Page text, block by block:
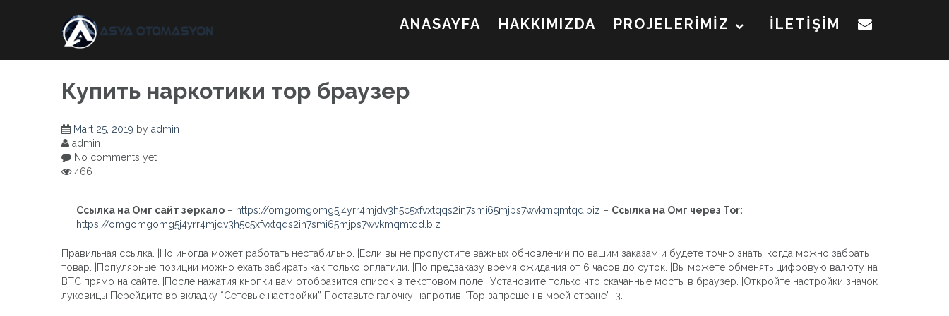
ANASAYFA HAKKIMIZDA PROJELERİMİZ İLETİŞİM
Купить наркотики тор браузер
Mart 25, 2019 by admin
admin
No comments yet
466
Ссылка на Омг сайт зеркало – https://omgomgomg5j4yrr4mjdv3h5c5xfvxtqqs2in7smi65mjps7wvkmqmtqd.biz – Ссылка на Омг через Tor:
https://omgomgomg5j4yrr4mjdv3h5c5xfvxtqqs2in7smi65mjps7wvkmqmtqd.biz
Правильная ссылка. |Но иногда может работать нестабильно. |Если вы не пропустите важных обновлений по вашим заказам и будете точно знать, когда можно забрать
товар. |Популярные позиции можно ехать забирать как только оплатили. |По предзаказу время ожидания от 6 часов до суток. |Вы можете обменять цифровую валюту на
BTC прямо на сайте. |После нажатия кнопки вам отобразится список в текстовом поле. |Установите только что скачанные мосты в браузер. |Откройте настройки значок
луковицы Перейдите во вкладку “Сетевые настройки” Поставьте галочку напротив “Тор запрещен в моей стране”; 3.